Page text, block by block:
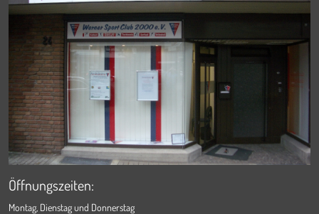
Öffnungszeiten:
Montag, Dienstag und Donnerstag